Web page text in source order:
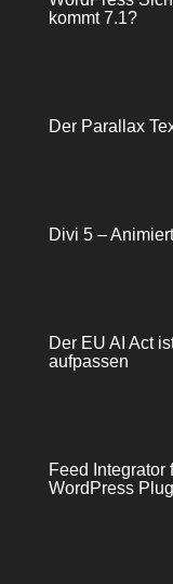
kommt 7.1?
Der Parallax
Divi 5 –
Der EU AI Act
aufpassen
Feed Integrator
WordPress